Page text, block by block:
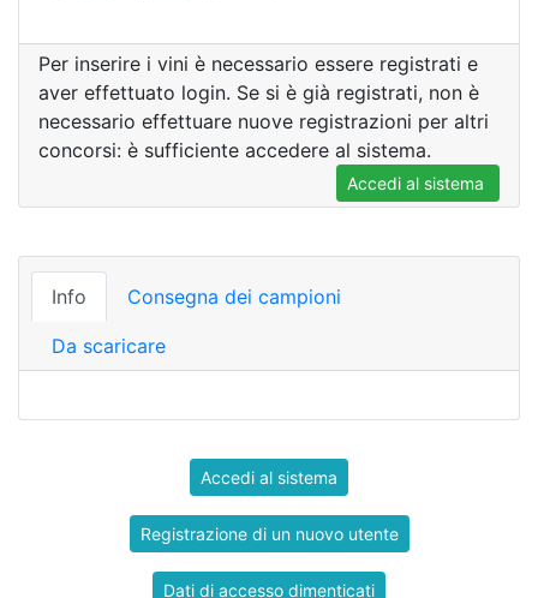
Per inserire i vini è necessario essere registrati e
aver effettuato login. Se si è già registrati, non è
necessario effettuare nuove registrazioni per altri
concorsi: è sufficiente accedere al sistema.
Accedi al sistema
Info Consegna dei campioni
Da scaricare
Accedi al sistema
Registrazione di un nuovo utente
Dati di accesso dimenticati